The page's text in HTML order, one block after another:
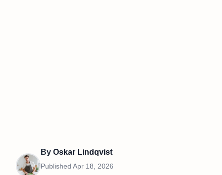
By Oskar Lindqvist
Published Apr 18, 2026